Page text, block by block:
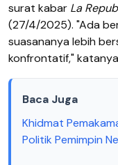
surat kabar La
(27/4/2025). "Ada
suasananya lebih
konfrontatif,"
Baca Juga
Khidmat
Politik Pemimpin